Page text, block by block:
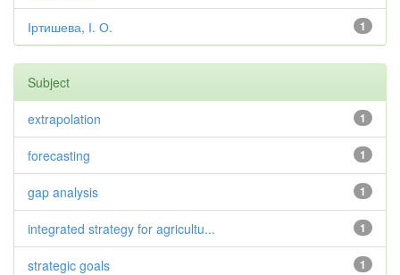
1
Іртишева, І. О.
Subject
1
extrapolation
1
forecasting
1
gap analysis
1
integrated strategy for agricultu...
1
strategic goals